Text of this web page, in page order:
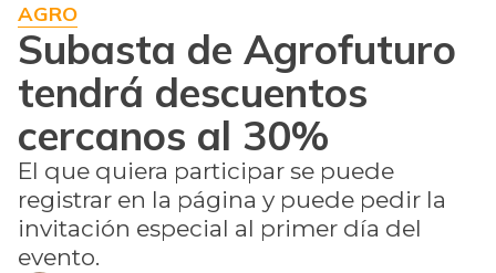
AGRO
Subasta de Agrofuturo
tendrá descuentos
cercanos al 30%
El que quiera participar se puede
registrar en la página y puede pedir la
invitación especial al primer día del
evento.